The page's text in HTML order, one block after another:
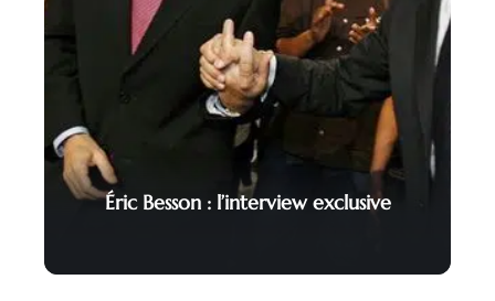
Éric Besson : l’interview exclusive